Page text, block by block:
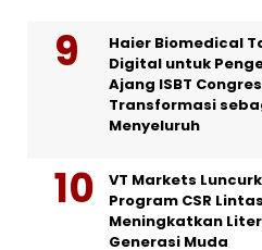
Haier Biomedical
Digital untuk
Ajang ISBT
Transformasi
Menyeluruh
VT Markets
Program CSR
Meningkatkan
Generasi Muda